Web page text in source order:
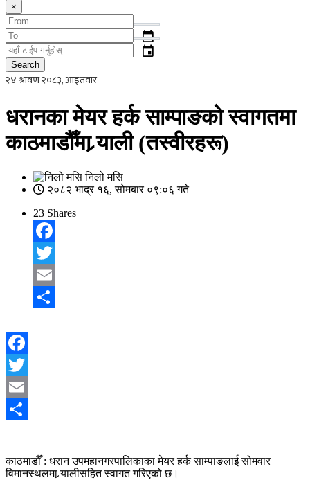
×
event
event
Search
धरानका मेयर हर्क साम्पाङको स्वागतमा
काठमाडौँमा र्‍याली (तस्वीरहरू)
निलो मसि
२०८२ भाद्र १६, सोमबार ०९:०६ गते
23 Shares
Facebook
Twitter
Email
Facebook
Twitter
Email
काठमाडौँ : धरान उपमहानगरपालिकाका मेयर हर्क साम्पाङलाई सोमवार
विमानस्थलमा र्‍यालीसहित स्वागत गरिएको छ।